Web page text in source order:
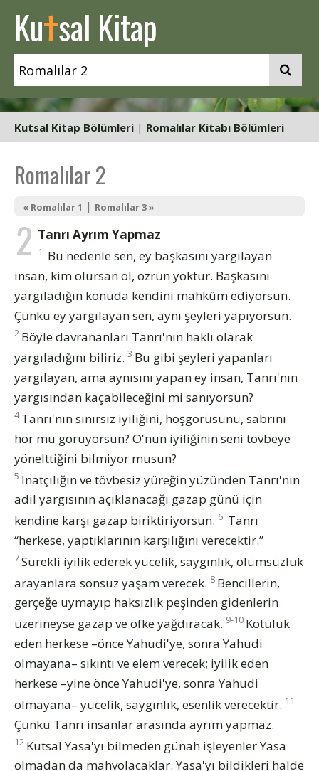
Kutsal Kitap
Kutsal Kitap Bölümleri | Romalılar Kitabı Bölümleri
Romalılar 2
« Romalılar 1 | Romalılar 3 »
2 Tanrı Ayrım Yapmaz
1 Bu nedenle sen, ey başkasını yargılayan
insan, kim olursan ol, özrün yoktur. Başkasını
yargıladığın konuda kendini mahkûm ediyorsun.
Çünkü ey yargılayan sen, aynı şeyleri yapıyorsun.
2 Böyle davrananları Tanrı'nın haklı olarak
yargıladığını biliriz. 3 Bu gibi şeyleri yapanları
yargılayan, ama aynısını yapan ey insan, Tanrı'nın
yargısından kaçabileceğini mi sanıyorsun?
4 Tanrı'nın sınırsız iyiliğini, hoşgörüsünü, sabrını
hor mu görüyorsun? O'nun iyiliğinin seni tövbeye
yönelttiğini bilmiyor musun?
5 İnatçılığın ve tövbesiz yüreğin yüzünden Tanrı'nın
adil yargısının açıklanacağı gazap günü için
kendine karşı gazap biriktiriyorsun. 6 Tanrı
“herkese, yaptıklarının karşılığını verecektir.”
7Sürekli iyilik ederek yücelik, saygınlık, ölümsüzlük
arayanlara sonsuz yaşam verecek. 8 Bencillerin,
gerçeğe uymayıp haksızlık peşinden gidenlerin
üzerineyse gazap ve öfke yağdıracak. 9-10 Kötülük
eden herkese –önce Yahudi'ye, sonra Yahudi
olmayana– sıkıntı ve elem verecek; iyilik eden
herkese –yine önce Yahudi'ye, sonra Yahudi
olmayana– yücelik, saygınlık, esenlik verecektir. 11
Çünkü Tanrı insanlar arasında ayrım yapmaz.
12 Kutsal Yasa'yı bilmeden günah işleyenler Yasa
olmadan da mahvolacaklar. Yasa'yı bildikleri halde